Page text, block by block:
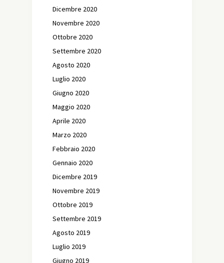
Dicembre 2020
Novembre 2020
Ottobre 2020
Settembre 2020
Agosto 2020
Luglio 2020
Giugno 2020
Maggio 2020
Aprile 2020
Marzo 2020
Febbraio 2020
Gennaio 2020
Dicembre 2019
Novembre 2019
Ottobre 2019
Settembre 2019
Agosto 2019
Luglio 2019
Giugno 2019